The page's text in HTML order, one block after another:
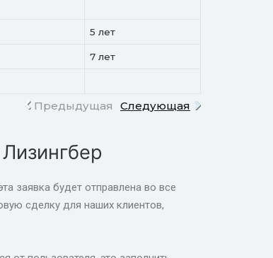
5 лет
7 лет
Предыдущая Следующая
заявка будет отправлена во все
сделку для наших клиентов,